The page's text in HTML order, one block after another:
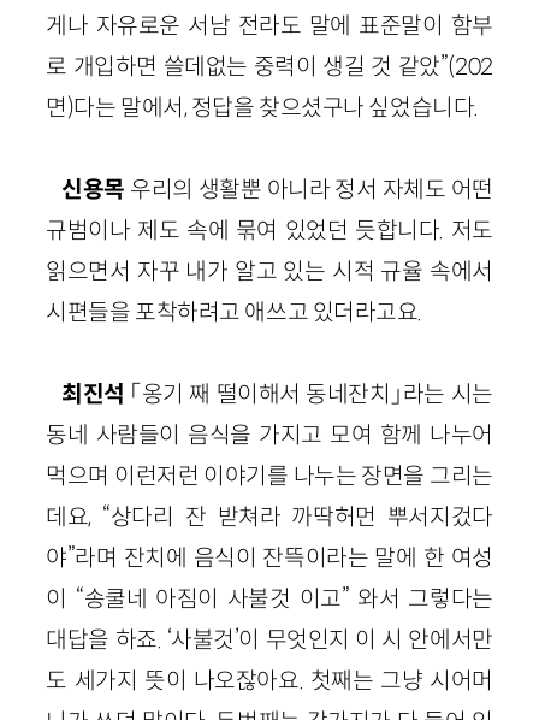
게나 자유로운 서남 전라도 말에 표준말이 함부
로 개입하면 쓸데없는 중력이 생길 것 같았”(202
면)다는 말에서, 정답을 찾으셨구나 싶었습니다.
신용목 우리의 생활뿐 아니라 정서 자체도 어떤
규범이나 제도 속에 묶여 있었던 듯합니다. 저도
읽으면서 자꾸 내가 알고 있는 시적 규율 속에서
시편들을 포착하려고 애쓰고 있더라고요.
최진석 「옹기 째 떨이해서 동네잔치」라는 시는
동네 사람들이 음식을 가지고 모여 함께 나누어
먹으며 이런저런 이야기를 나누는 장면을 그리는
데요, “상다리 잔 받쳐라 까딱허먼 뿌서지겄다
야”라며 잔치에 음식이 잔뜩이라는 말에 한 여성
이 “송쿨네 아짐이 사불것 이고” 와서 그렇다는
대답을 하죠. ‘사불것’이 무엇인지 이 시 안에서만
도 세가지 뜻이 나오잖아요. 첫째는 그냥 시어머